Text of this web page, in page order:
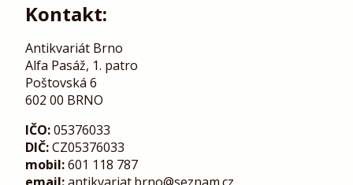
Kontakt:
Antikvariát Brno
Alfa Pasáž, 1. patro
Poštovská 6
602 00 BRNO
IČO:05376033
DIČ:CZ05376033
mobil:601 118 787